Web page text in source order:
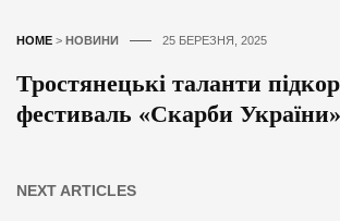
HOME > НОВИНИ 25 БЕРЕЗНЯ, 2025
Тростянецькі таланти
фестиваль «Скарби України»
NEXT ARTICLES